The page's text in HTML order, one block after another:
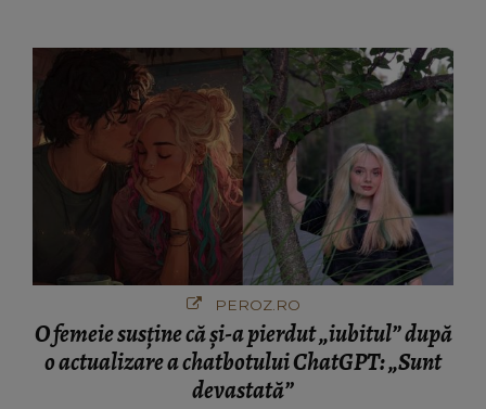
PEROZ.RO
O femeie susține că și-a pierdut „iubitul” după
o actualizare a chatbotului ChatGPT: „Sunt
devastată”